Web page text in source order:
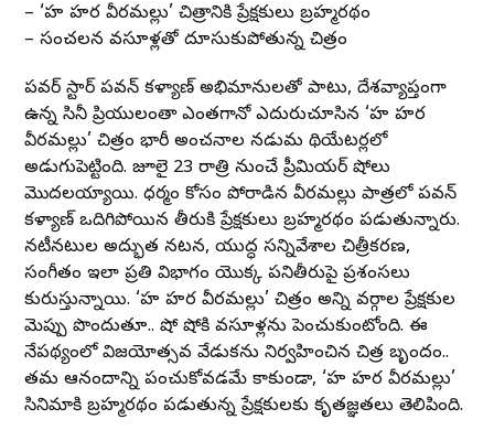
– ‘హరి హర వీరమల్లు’ చిత్రానికి ప్రేక్షకులు బ్రహ్మరథం
– సంచలన వసూళ్లతో దూసుకుపోతున్న చిత్రం
పవర్ స్టార్ పవన్ కళ్యాణ్ అభిమానులతో పాటు, దేశవ్యాప్తంగా
ఉన్న సినీ ప్రియులంతా ఎంతగానో ఎదురుచూసిన ‘హరి హర
వీరమల్లు’ చిత్రం భారీ అంచనాల నడుమ థియేటర్లలో
అడుగుపెట్టింది. జూలై 23 రాత్రి నుంచే ప్రీమియర్ షోలు
మొదలయ్యాయి. ధర్మం కోసం పోరాడిన వీరమల్లు పాత్రలో పవన్
కళ్యాణ్ ఒదిగిపోయిన తీరుకి ప్రేక్షకులు బ్రహ్మరథం పడుతున్నారు.
నటీనటుల అద్భుత నటన, యుద్ధ సన్నివేశాల చిత్రీకరణ,
సంగీతం ఇలా ప్రతి విభాగం యొక్క పనితీరుపై ప్రశంసలు
కురుస్తున్నాయి. ‘హరి హర వీరమల్లు’ చిత్రం అన్ని వర్గాల ప్రేక్షకుల
మెప్పు పొందుతూ.. షో షోకి వసూళ్లను పెంచుకుంటోంది. ఈ
నేపథ్యంలో విజయోత్సవ వేడుకను నిర్వహించిన చిత్ర బృందం..
తమ ఆనందాన్ని పంచుకోవడమే కాకుండా, ‘హరి హర వీరమల్లు’
సినిమాకి బ్రహ్మరథం పడుతున్న ప్రేక్షకులకు కృతజ్ఞతలు తెలిపింది.